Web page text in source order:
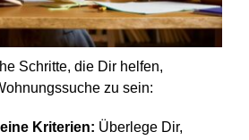
Schritte, die Dir helfen,
zu sein:
Kriterien: Überlege Dir,